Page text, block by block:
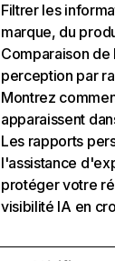
Filtrer les
marque, du
Comparaison de
perception par
Montrez
apparaissent
Les rapports
l'assistance
protéger votre
visibilité IA en